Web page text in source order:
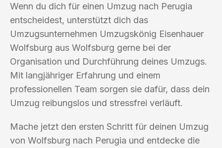
Wenn du dich für einen Umzug nach Perugia
entscheidest, unterstützt dich das
Umzugsunternehmen Umzugskönig Eisenhauer
Wolfsburg aus Wolfsburg gerne bei der
Organisation und Durchführung deines Umzugs.
Mit langjähriger Erfahrung und einem
professionellen Team sorgen sie dafür, dass dein
Umzug reibungslos und stressfrei verläuft.
Mache jetzt den ersten Schritt für deinen Umzug
von Wolfsburg nach Perugia und entdecke die